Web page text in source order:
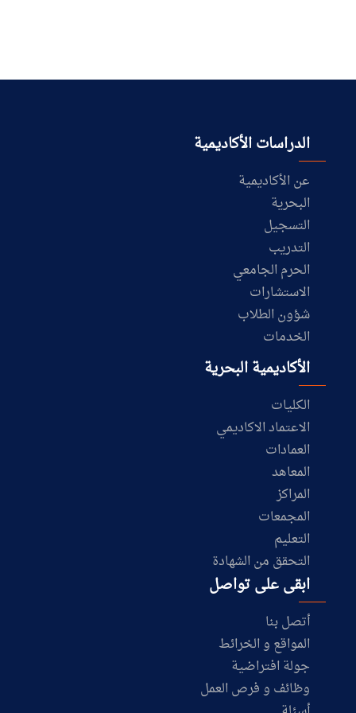
الدراسات الأكاديمية
عن الأكاديمية
البحرية
التسجيل
التدريب
الحرم الجامعي
الاستشارات
شؤون الطلاب
الخدمات
الأكاديمية البحرية
الكليات
الاعتماد الاكاديمي
العمادات
المعاهد
المراكز
المجمعات
التعليم
التحقق من الشهادة
ابقى على تواصل
أتصل بنا
المواقع و الخرائط
جولة افتراضية
وظائف و فرص العمل